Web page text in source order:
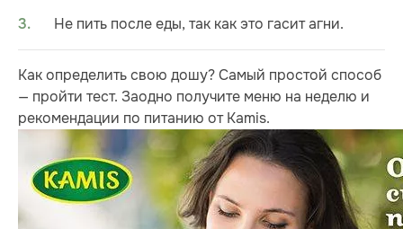
Не пить после еды, так как это гасит агни.
Как определить свою дошу? Самый простой способ
— пройти тест. Заодно получите меню на неделю и
рекомендации по питанию от Kamis.